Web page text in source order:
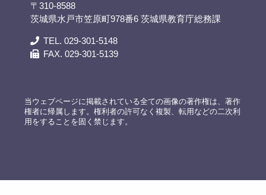
〒310-8588
茨城県水戸市笠原町978番6 茨城県教育庁総務課
TEL. 029-301-5148
FAX. 029-301-5139
当ウェブページに掲載されている全ての画像の著作権は、著作
権者に帰属します。権利者の許可なく複製、転用などの二次利
用をすることを固く禁じます。